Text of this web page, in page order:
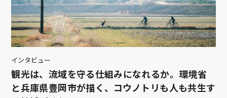
インタビュー
観光は、流域を守る仕組みになれるか。環境省
と兵庫県豊岡市が描く、コウノトリも人も共生す